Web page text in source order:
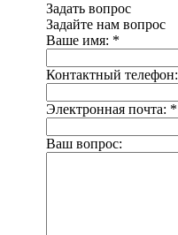
Задать вопрос
Задайте нам вопрос
Ваше имя: *
Контактный телефон:
Электронная почта: *
Ваш вопрос: